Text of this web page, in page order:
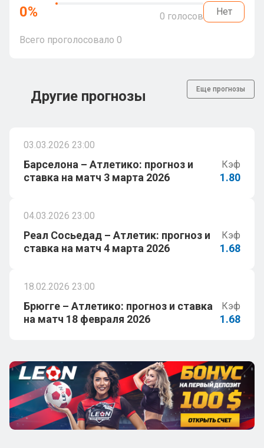
0% 0 голосов Нет
Всего проголосовало 0
Другие прогнозы Еще прогнозы
03.03.2026 23:00
Барселона – Атлетико: прогноз и
ставка на матч 3 марта 2026
Кэф
1.80
04.03.2026 23:00
Реал Сосьедад – Атлетик: прогноз и
ставка на матч 4 марта 2026
Кэф
1.68
18.02.2026 23:00
Брюгге – Атлетико: прогноз и ставка
на матч 18 февраля 2026
Кэф
1.68